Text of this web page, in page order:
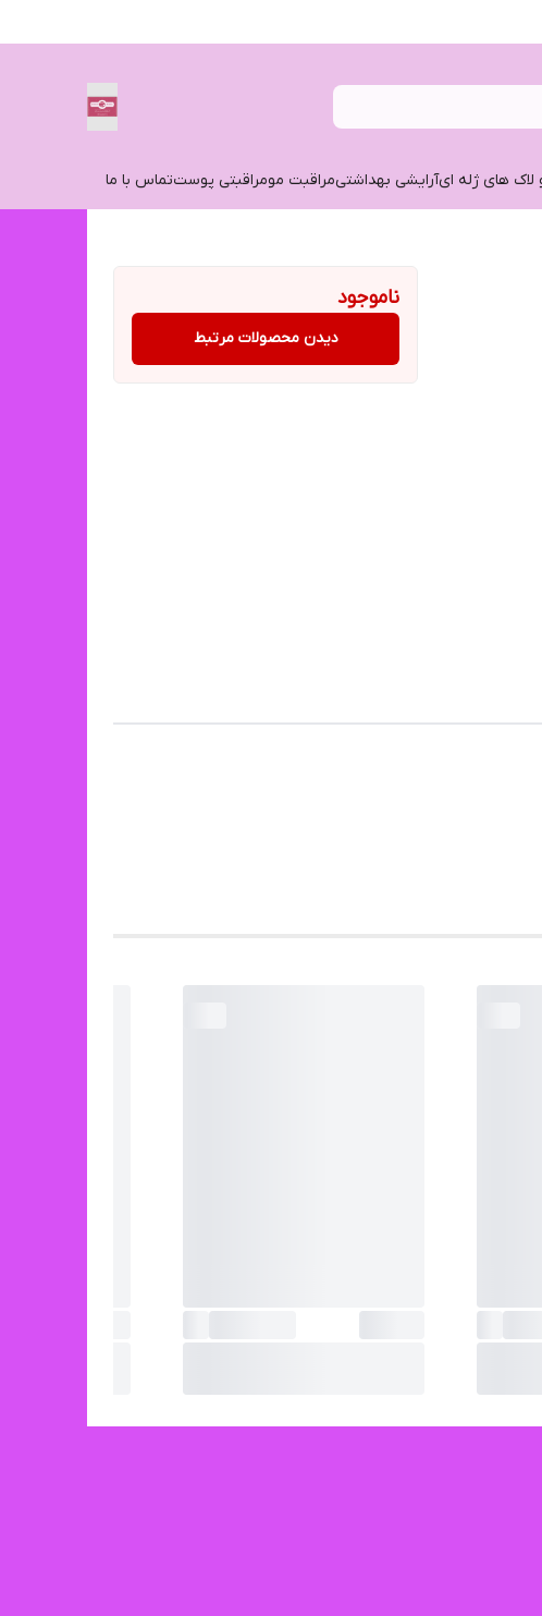
لاک های ژله ایآرایشی بهداشتیمراقبت مومراقبتی پوستتماس با ما
ناموجود
دیدن محصولات مرتبط